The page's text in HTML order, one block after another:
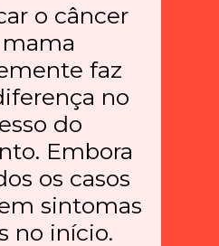
o câncer
faz
no
do
Embora
os casos
sintomas
no início.